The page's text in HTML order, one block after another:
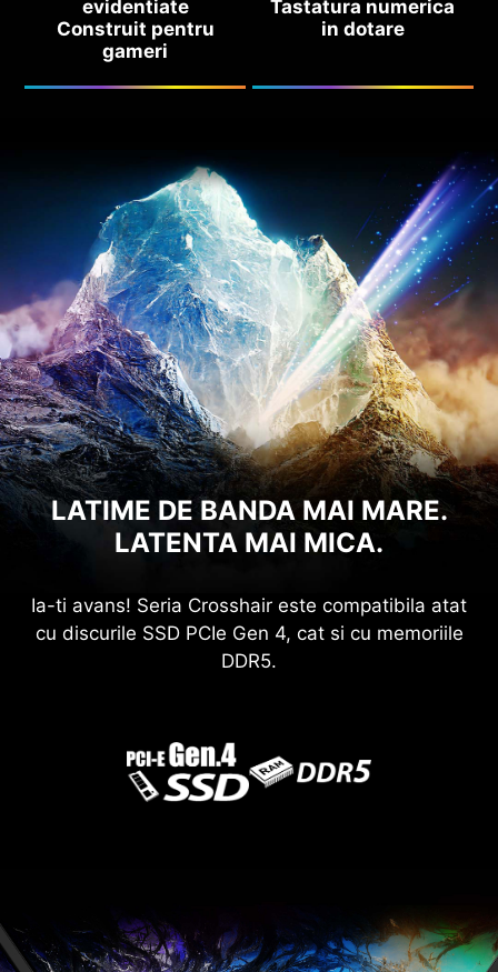
LATIME DE BANDA MAI MARE.
LATENTA MAI MICA.
Ia-ti avans! Seria Crosshair este compatibila atat
cu discurile SSD PCIe Gen 4, cat si cu memoriile